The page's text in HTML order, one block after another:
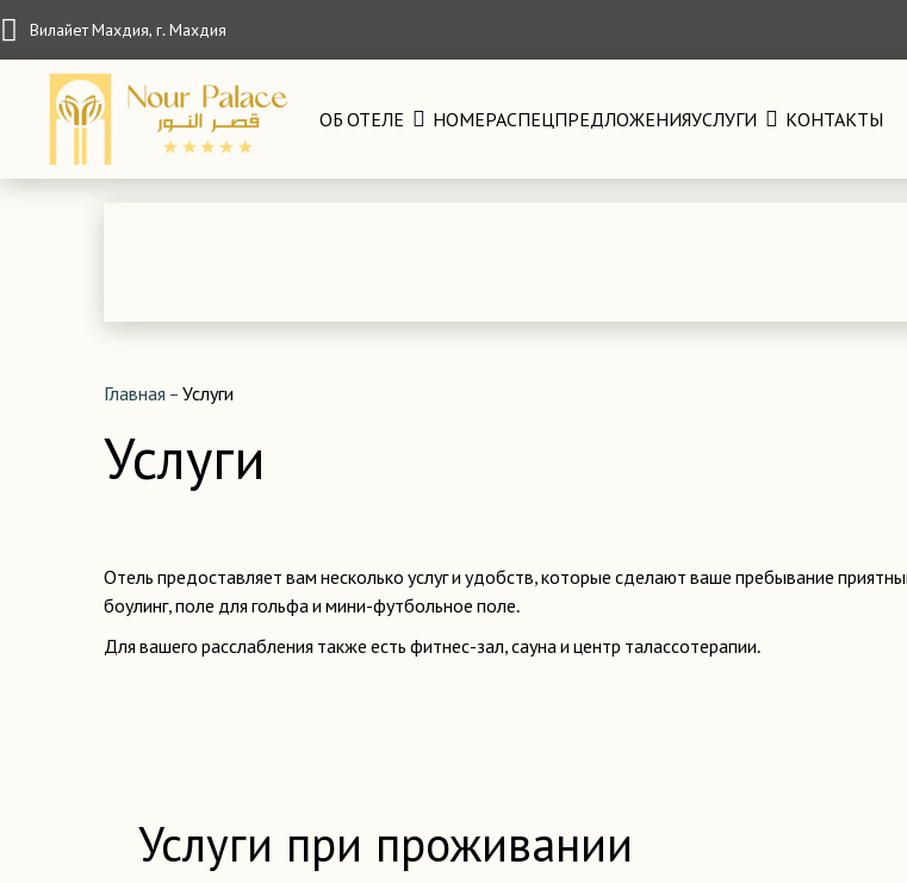
Вилайет Махдия, г. Махдия
ОБ ОТЕЛЕ НОМЕРАСПЕЦПРЕДЛОЖЕНИЯУСЛУГИ КОНТАКТЫ
Главная – Услуги
Услуги
Отель предоставляет вам несколько услуг и удобств, которые сделают ваше пребывание
боулинг, поле для гольфа и мини-футбольное поле.
Для вашего расслабления также есть фитнес-зал, сауна и центр талассотерапии.
Услуги при проживании